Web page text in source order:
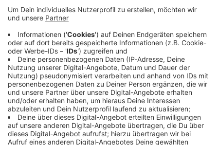
Die neue Regelung gilt bereits seit dem vergangenen
Samstag. In einer Verordnung des NRW-
Gesundheitsministeriums heißt es, dass sich jeder
Bürger "mindestens einmal pro Woche" kostenlos in
einem Testzentrum auf eine Ansteckung mit dem
Coronavirus untersuchen lassen kann. Das Angebot gilt
unabhängig davon, ob man geimpft oder genesen ist.
Das Testergebnis bekommt man dann schriftlich oder
digital übermittelt.